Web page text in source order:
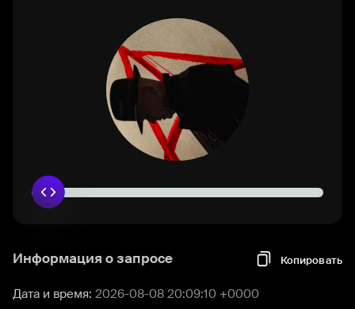
Информация о запросе Копировать
Дата и время: 2026-08-08 20:09:10 +0000